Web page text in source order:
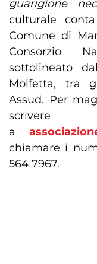
guarigione
culturale
Comune di
Consorzio
sottolineato
Molfetta, tra
Assud. Per
a
chiamare i
564 7967.